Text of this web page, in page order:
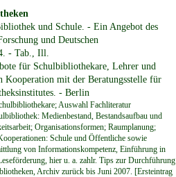
und Schule. - Ein Angebot des
und Deutschen
- Tab., Ill.
für Schulbibliothekare, Lehrer und
Kooperation mit der Beratungsstelle für
- Berlin
Auswahl Fachliteratur
Medienbestand, Bestandsaufbau und
Organisationsformen; Raumplanung;
Schule und Öffentliche sowie
von Informationskompetenz, Einführung in
hier u. a. zahlr. Tips zur Durchführung
Archiv zurück bis Juni 2007. [Ersteintrag